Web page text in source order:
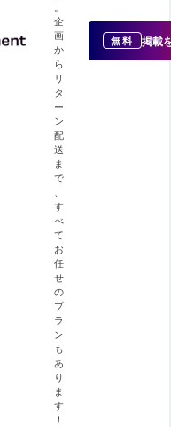
企
画
か
ら
リ
タ
ー
ン
配
送
ま
で
す
べ
て
お
任
せ
の
プ
ラ
ン
も
あ
り
ま
す
！
無料 掲載